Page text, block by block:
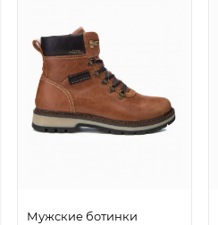
Мужские ботинки